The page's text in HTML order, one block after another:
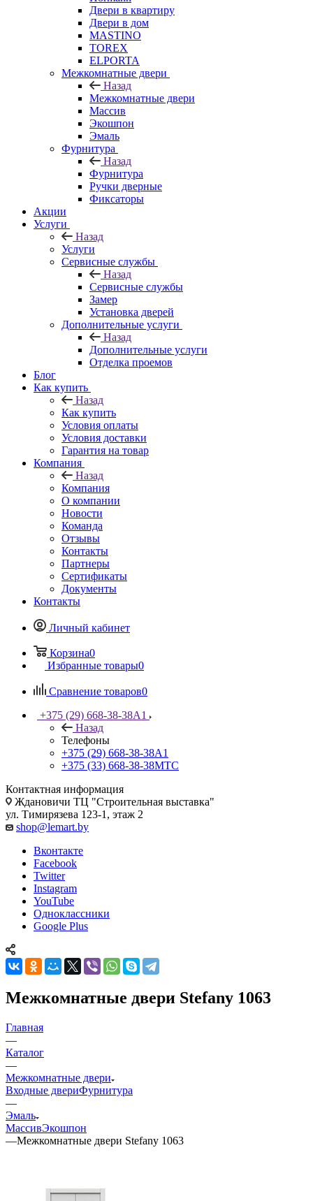
Двери в квартиру
Двери в дом
MASTINO
TOREX
ELPORTA
Межкомнатные двери
Назад
Межкомнатные двери
Массив
Экошпон
Эмаль
Фурнитура
Назад
Фурнитура
Ручки дверные
Фиксаторы
Акции
Услуги
Назад
Услуги
Сервисные службы
Назад
Сервисные службы
Замер
Установка дверей
Дополнительные услуги
Назад
Дополнительные услуги
Отделка проемов
Блог
Как купить
Назад
Как купить
Условия оплаты
Условия доставки
Гарантия на товар
Компания
Назад
Компания
О компании
Новости
Команда
Отзывы
Контакты
Партнеры
Сертификаты
Документы
Контакты
Личный кабинет
Корзина0
Избранные товары0
Сравнение товаров0
+375 (29) 668-38-38A1
Назад
Телефоны
+375 (29) 668-38-38A1
+375 (33) 668-38-38МТС
Контактная информация
Ждановичи ТЦ "Строительная выставка"
ул. Тимирязева 123-1, этаж 2
shop@lemart.by
Вконтакте
Facebook
Twitter
Instagram
YouTube
Одноклассники
Google Plus
Межкомнатные двери Stefany 1063
Главная
—
Каталог
—
Межкомнатные двери
Входные двериФурнитура
—
Эмаль
МассивЭкошпон
—Межкомнатные двери Stefany 1063